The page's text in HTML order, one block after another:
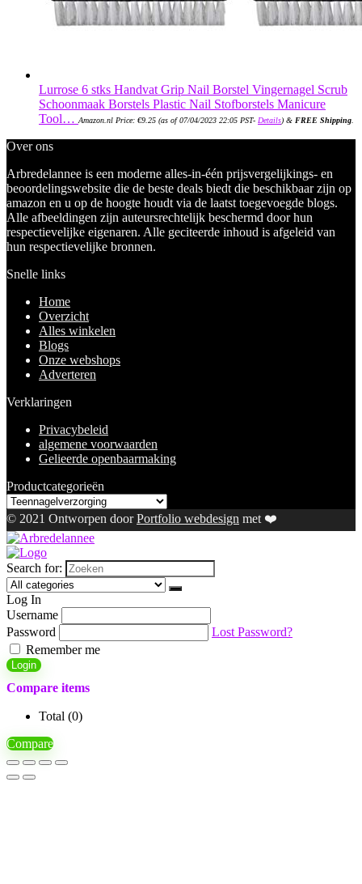
Lurrose 6 stks Handvat Grip Nail Borstel Vingernagel Scrub
Schoonmaak Borstels Plastic Nail Stofborstels Manicure
Tool… Amazon.nl Price: €9.25 (as of 07/04/2023 22:05 PST- Details) & FREE Shipping
Over ons
Arbredelannee is een moderne alles-in-één prijsvergelijkings- en
beoordelingswebsite die de beste deals biedt die beschikbaar zijn op
amazon en u op de hoogte houdt via de laatst toegevoegde blogs.
Alle afbeeldingen zijn auteursrechtelijk beschermd door hun
respectievelijke eigenaren. Alle geciteerde inhoud is afgeleid van
hun respectievelijke bronnen.
Snelle links
Home
Overzicht
Alles winkelen
Blogs
Onze webshops
Adverteren
Verklaringen
Privacybeleid
algemene voorwaarden
Gelieerde openbaarmaking
Productcategorieën
© 2021 Ontworpen doorPortfolio webdesign met ❤️
Search for:
Log In
Username
Password
Lost Password?
Remember me
Login
Compare items
Total (0)
Compare